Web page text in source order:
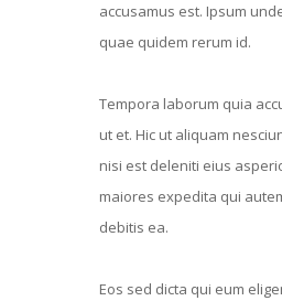
accusamus est. Ipsum
quae quidem rerum id.
Tempora laborum quia
ut et. Hic ut aliquam
nisi est deleniti eius
maiores expedita qui
debitis ea.
Eos sed dicta qui eum